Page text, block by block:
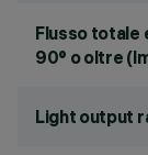
Flusso totale
90° o oltre
Light output